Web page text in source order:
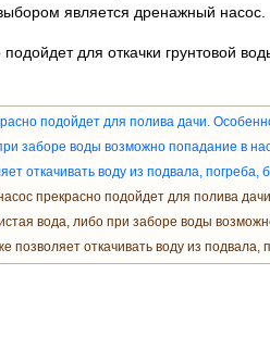
является дренажный насос.
для откачки грунтовой
прекрасно подойдет для полива
вода, либо при заборе воды
позволяет откачивать воду из подвала,